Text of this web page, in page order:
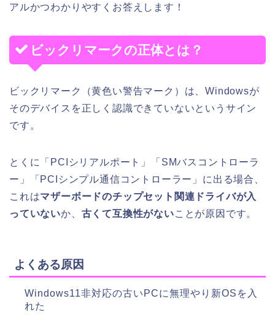
アルかつわかりやすくお答えします！
ビックリマークの正体とは？
ビックリマーク（黄色い警告マーク）は、Windowsが
そのデバイスを正しく認識できていないというサイン
です。
とくに「PCIシリアルポート」「SMバスコントローラ
ー」「PCIシンプル通信コントローラー」に出る場合、
これはマザーボードのチップセット関連ドライバが入
っていないか、 古くて互換性がないことが原因です。
よくある原因
Windows11非対応の古いPCに無理やり新OSを入
れた